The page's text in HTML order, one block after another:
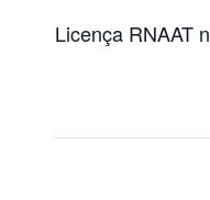
Licença RNAAT